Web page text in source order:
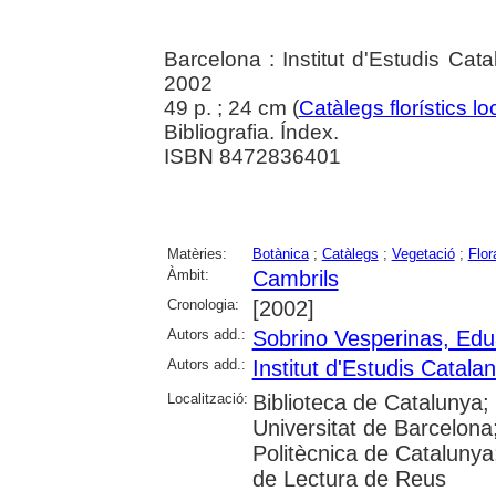
Barcelona : Institut d'Estudis
2002
49 p. ; 24 cm (Catàlegs florístics
Bibliografia. Índex.
ISBN 8472836401
Matèries: Botànica; Catàlegs ; Vegetació;
Àmbit:
Cambrils
Cronologia: [2002]
Autors add.: Sobrino Vesperinas,
Autors add.: Institut d'Estudis
Localització: Biblioteca de
Universitat de
Politècnica de
de Lectura de Reus